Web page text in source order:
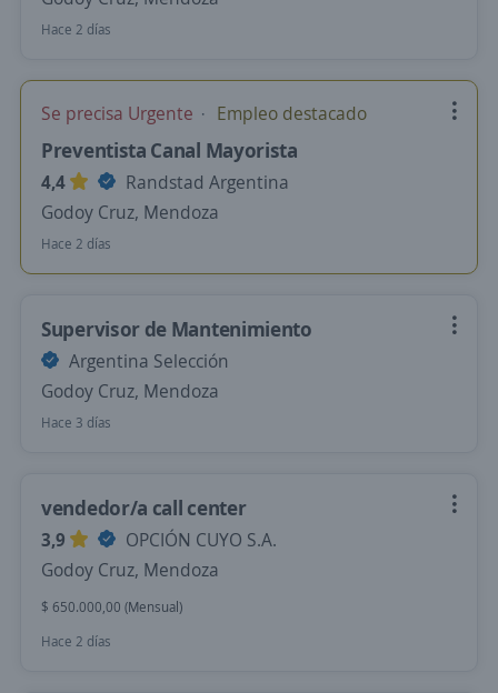
Hace 2 días
Se precisa Urgente Empleo destacado
Preventista Canal Mayorista
4,4
Randstad Argentina
Godoy Cruz, Mendoza
Hace 2 días
Supervisor de Mantenimiento
Argentina Selección
Godoy Cruz, Mendoza
Hace 3 días
vendedor/a call center
3,9
OPCIÓN CUYO S.A.
Godoy Cruz, Mendoza
$ 650.000,00 (Mensual)
Hace 2 días